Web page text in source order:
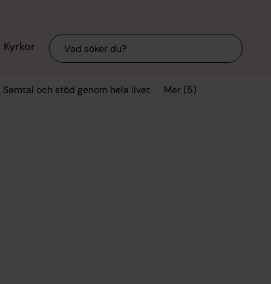
Kyrkor Sök
Samtal och stöd genom hela livet Mer (5)